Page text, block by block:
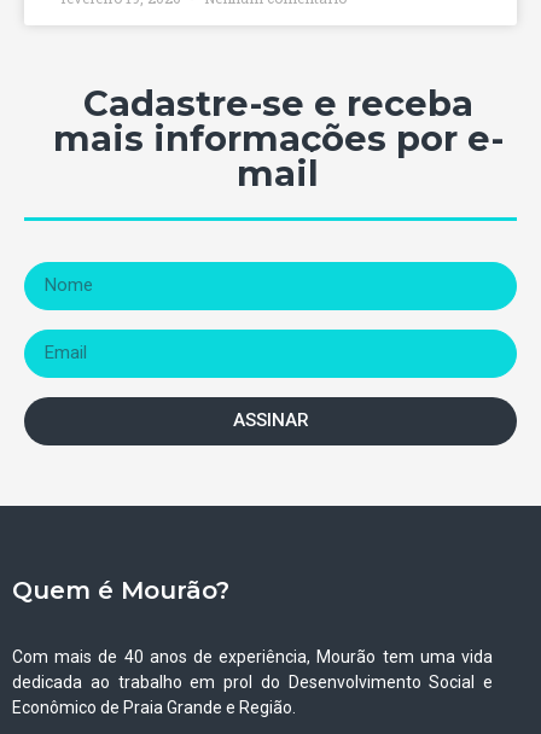
Cadastre-se e receba
mais informações por e-
mail
ASSINAR
Quem é Mourão?
Com mais de 40 anos de experiência, Mourão tem uma vida
dedicada ao trabalho em prol do Desenvolvimento Social e
Econômico de Praia Grande e Região.